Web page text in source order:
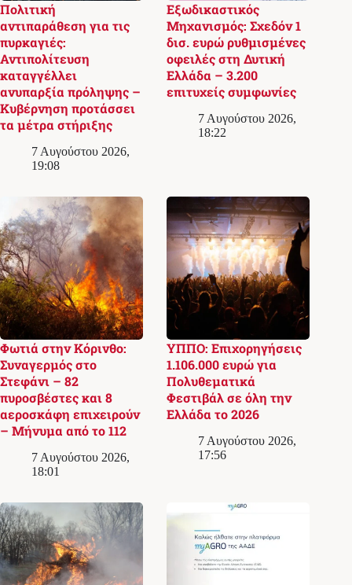
Πολιτική
αντιπαράθεση για τις
πυρκαγιές:
Αντιπολίτευση
καταγγέλλει
ανυπαρξία πρόληψης –
Κυβέρνηση προτάσσει
τα μέτρα στήριξης
7 Αυγούστου 2026,
19:08
Εξωδικαστικός
Μηχανισμός: Σχεδόν 1
δισ. ευρώ ρυθμισμένες
οφειλές στη Δυτική
Ελλάδα – 3.200
επιτυχείς συμφωνίες
7 Αυγούστου 2026,
18:22
Φωτιά στην Κόρινθο:
Συναγερμός στο
Στεφάνι – 82
πυροσβέστες και 8
αεροσκάφη επιχειρούν
– Μήνυμα από το 112
7 Αυγούστου 2026,
18:01
ΥΠΠΟ: Επιχορηγήσεις
1.106.000 ευρώ για
Πολυθεματικά
Φεστιβάλ σε όλη την
Ελλάδα το 2026
7 Αυγούστου 2026,
17:56